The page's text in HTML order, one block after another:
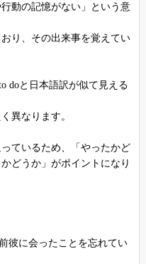
動の記憶がない」という意
り、その出来事を覚えてい
doと日本語訳が似て見える
異なります。
ているため、「やったかど
どうか」がポイントになり
彼に会ったことを忘れてい